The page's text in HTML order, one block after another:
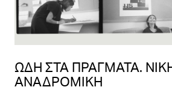
ΩΔΗ ΣΤΑ ΠΡΑΓΜΑΤΑ.
ΑΝΑΔΡΟΜΙΚΗ